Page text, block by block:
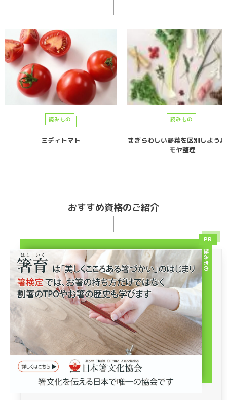
読みもの
ミディトマト
読みもの
まぎらわしい野菜を区別しよう♪
モヤ整理
おすすめ資格のご紹介
読みもの
PR